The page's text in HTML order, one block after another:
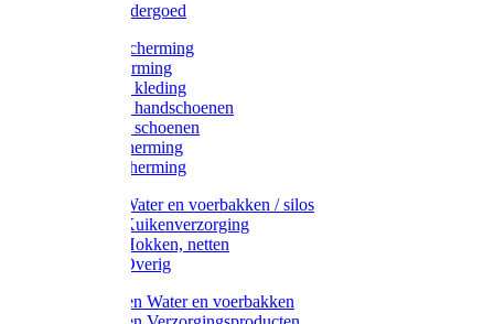
Thermo ondergoed
Gehoorbescherming
Oogbescherming
Disposable kleding
Disposable handschoenen
Disposable schoenen
Mondbescherming
Hoofdbescherming
Pluimvee Water en voerbakken / silos
Pluimvee Kuikenverzorging
Pluimvee Hokken, netten
Pluimvee Overig
Knaagdieren Water en voerbakken